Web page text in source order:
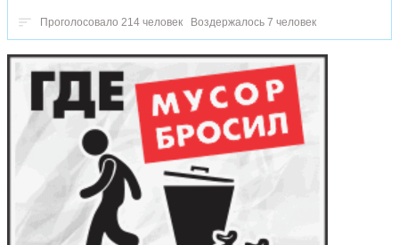
Проголосовало 214 человек Воздержалось 7 человек